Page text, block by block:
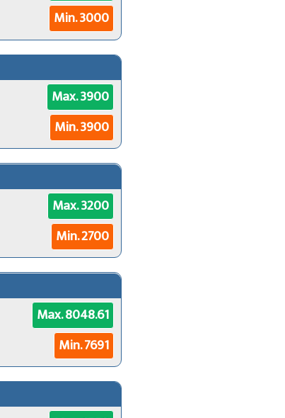
Min. 3000
Max. 3900
Min. 3900
Max. 3200
Min. 2700
Max. 8048.61
Min. 7691